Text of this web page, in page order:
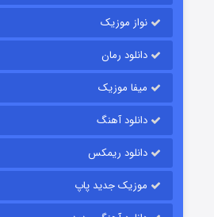
رویایی برای تو
قسمت
نواز موزیک
دانلود رمان
میفا موزیک
دانلود آهنگ
دانلود ریمکس
موزیک جدید پاپ